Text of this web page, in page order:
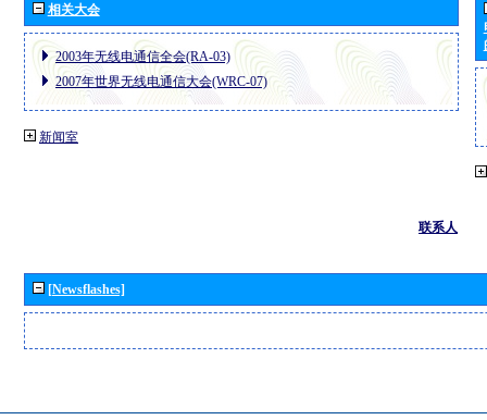
相关大会
2003年无线电通信全会(RA-03)
2007年世界无线电通信大会(WRC-07)
新闻室
联系人
[Newsflashes]